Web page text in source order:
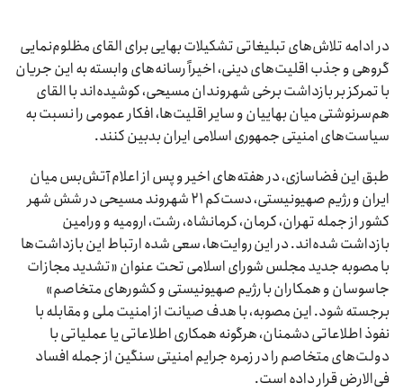
در ادامه تلاش‌های تبلیغاتی تشکیلات بهایی برای القای مظلوم‌نمایی
گروهی و جذب اقلیت‌های دینی، اخیراً رسانه‌های وابسته به این جریان
با تمرکز بر بازداشت برخی شهروندان مسیحی، کوشیده‌اند با القای
هم‌سرنوشتی میان بهاییان و سایر اقلیت‌ها، افکار عمومی را نسبت به
سیاست‌های امنیتی جمهوری اسلامی ایران بدبین کنند.
طبق این فضاسازی، در هفته‌های اخیر و پس از اعلام آتش‌بس میان
ایران و رژیم صهیونیستی، دست‌کم ۲۱ شهروند مسیحی در شش شهر
کشور از جمله تهران، کرمان، کرمانشاه، رشت، ارومیه و ورامین
بازداشت شده‌اند. در این روایت‌ها، سعی شده ارتباط این بازداشت‌ها
با مصوبه جدید مجلس شورای اسلامی تحت عنوان «تشدید مجازات
جاسوسان و همکاران با رژیم صهیونیستی و کشورهای متخاصم»
برجسته شود. این مصوبه، با هدف صیانت از امنیت ملی و مقابله با
نفوذ اطلاعاتی دشمنان، هرگونه همکاری اطلاعاتی یا عملیاتی با
دولت‌های متخاصم را در زمره جرایم امنیتی سنگین از جمله افساد
فی‌الارض قرار داده است.